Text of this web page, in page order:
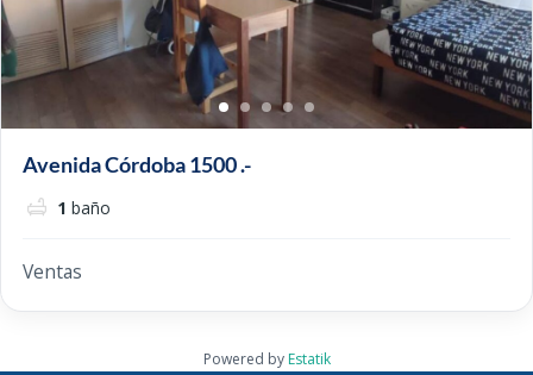
Avenida Córdoba 1500 .-
1 baño
Ventas
Powered by Estatik